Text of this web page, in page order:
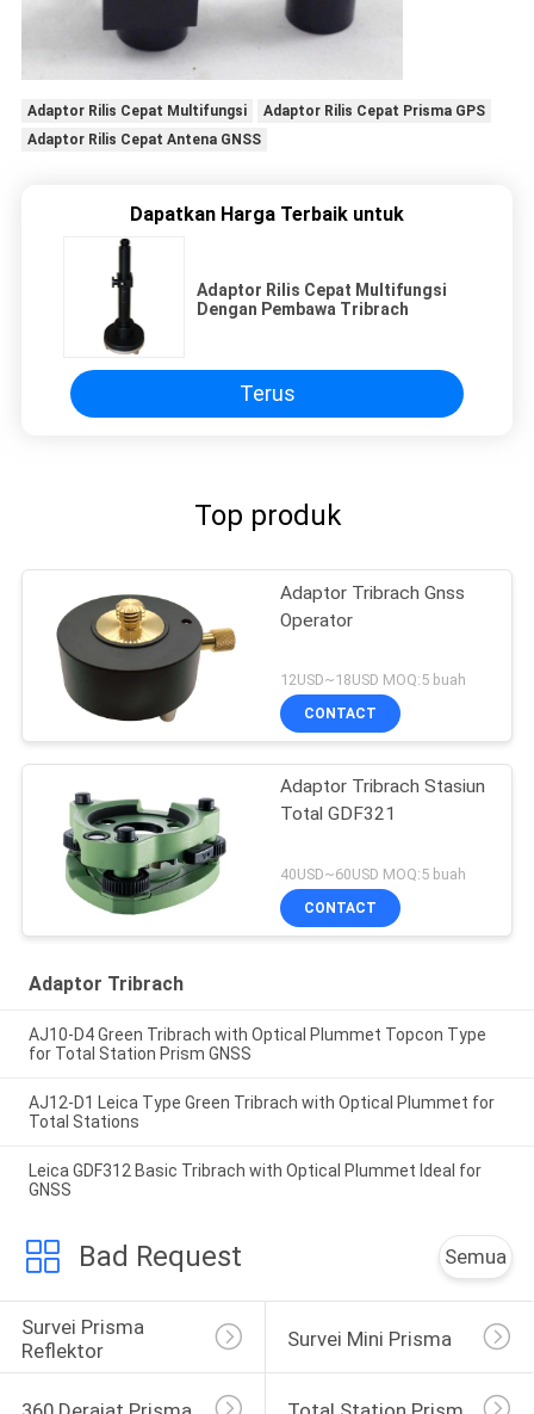
Adaptor Rilis Cepat Multifungsi
Adaptor Rilis Cepat Prisma GPS
Adaptor Rilis Cepat Antena GNSS
Dapatkan Harga Terbaik untuk
Adaptor Rilis Cepat Multifungsi
Dengan Pembawa Tribrach
Terus
Top produk
Adaptor Tribrach Gnss
Operator
12USD~18USD MOQ:5 buah
CONTACT
Adaptor Tribrach Stasiun
Total GDF321
40USD~60USD MOQ:5 buah
CONTACT
Adaptor Tribrach
AJ10-D4 Green Tribrach with Optical Plummet Topcon Type
for Total Station Prism GNSS
AJ12-D1 Leica Type Green Tribrach with Optical Plummet for
Total Stations
Leica GDF312 Basic Tribrach with Optical Plummet Ideal for
GNSS
Bad Request Semua
Survei Prisma
Reflektor
Survei Mini Prisma